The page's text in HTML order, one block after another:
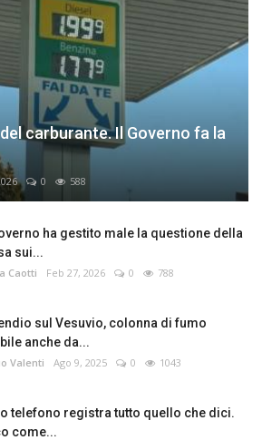
carburante. Il Governo fa la
0 588
ha gestito male la questione della
sui...
Caotti Feb 27, 2026 0 788
sul Vesuvio, colonna di fumo
anche da...
Valenti Ago 9, 2025 0 1043
telefono registra tutto quello che dici.
come...